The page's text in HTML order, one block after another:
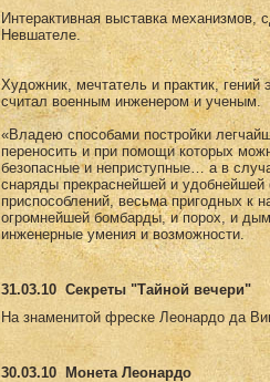
Интерактивная выставка механизмов,
Невшателе.
Художник, мечтатель и практик,
считал военным инженером и ученым.
«Владею способами постройки
переносить и при помощи которых
безопасные и неприступные… а в
снаряды прекраснейшей и
приспособлений, весьма пригодных к
огромнейшей бомбарды, и порох, и
инженерные умения и возможности.
31.03.10 Секреты "Тайной вечери"
На знаменитой фреске Леонардо да
30.03.10
Монета Леонардо